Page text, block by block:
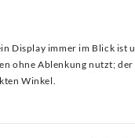
Display immer im Blick ist
ohne Ablenkung nutzt; der
Winkel.